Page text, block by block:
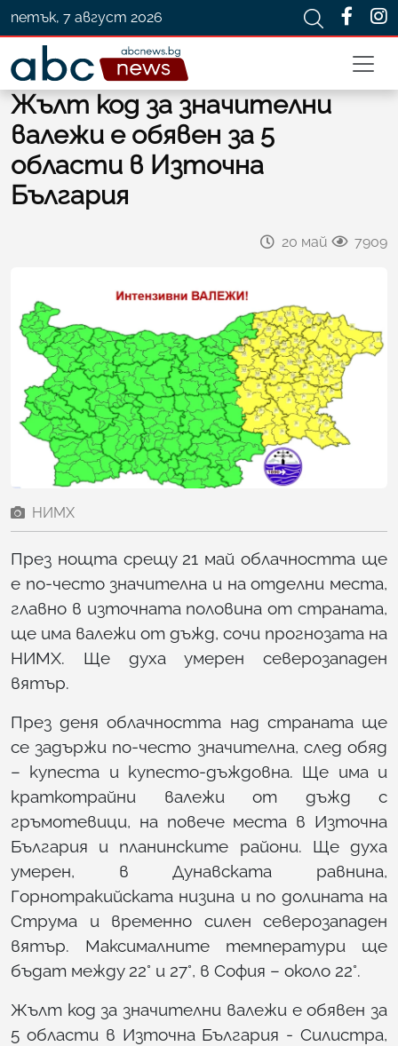
петък, 7 август 2026
Жълт код за значителни
валежи е обявен за 5
области в Източна
България
20 май 7909
НИМХ
През нощта срещу 21 май облачността ще
е по-често значителна и на отделни места,
главно в източната половина от страната,
ще има валежи от дъжд, сочи прогнозата на
НИМХ. Ще духа умерен северозападен
вятър.
През деня облачността над страната ще
се задържи по-често значителна, след обяд
– купеста и купесто-дъждовна. Ще има и
краткотрайни валежи от дъжд с
гръмотевици, на повече места в Източна
България и планинските райони. Ще духа
умерен, в Дунавската равнина,
Горнотракийската низина и по долината на
Струма и временно силен северозападен
вятър. Максималните температури ще
бъдат между 22° и 27°, в София – около 22°.
Жълт код за значителни валежи е обявен за
5 области в Източна България - Силистра,